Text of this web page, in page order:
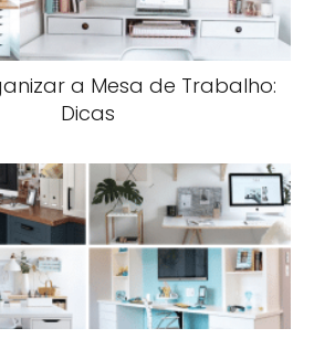
a Mesa de Trabalho:
Dicas